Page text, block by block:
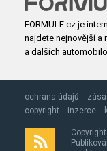
FORMULE.cz je
najdete nejnovější a
a dalších
ochrana údajů
copyright
inzerce